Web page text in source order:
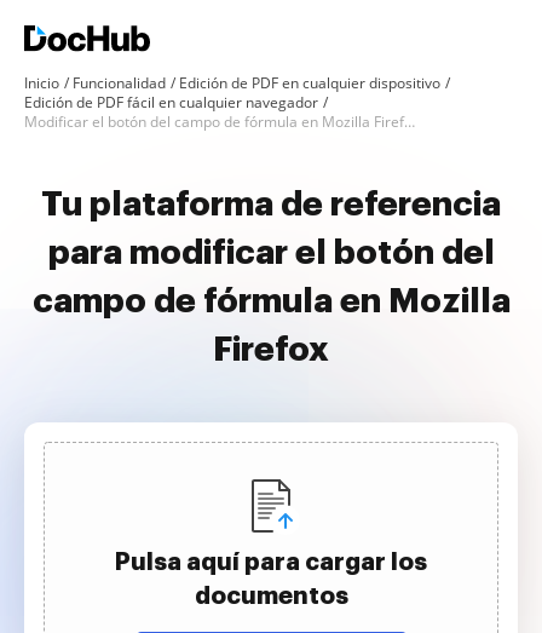
Inicio Funcionalidad
Edición de PDF en cualquier dispositivo
Edición de PDF fácil en cualquier navegador
Modificar el botón del campo de fórmula en Mozilla Firefox
Tu plataforma de referencia
para modificar el botón del
campo de fórmula en Mozilla
Firefox
Pulsa aquí para cargar los
documentos